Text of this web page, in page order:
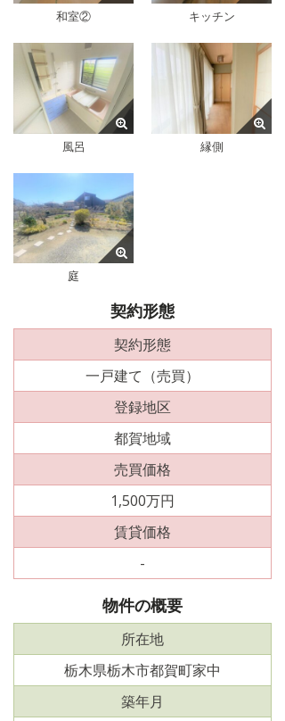
和室② キッチン
風呂 縁側
庭
契約形態
契約形態
一戸建て（売買）
登録地区
都賀地域
売買価格
1,500万円
賃貸価格
-
物件の概要
所在地
栃木県栃木市都賀町家中
築年月